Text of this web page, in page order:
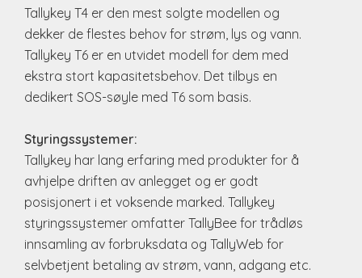
Tallykey T4 er den mest solgte modellen og
dekker de flestes behov for strøm, lys og vann.
Tallykey T6 er en utvidet modell for dem med
ekstra stort kapasitetsbehov. Det tilbys en
dedikert SOS-søyle med T6 som basis.
Styringssystemer:
Tallykey har lang erfaring med produkter for å
avhjelpe driften av anlegget og er godt
posisjonert i et voksende marked. Tallykey
styringssystemer omfatter TallyBee for trådløs
innsamling av forbruksdata og TallyWeb for
selvbetjent betaling av strøm, vann, adgang etc.